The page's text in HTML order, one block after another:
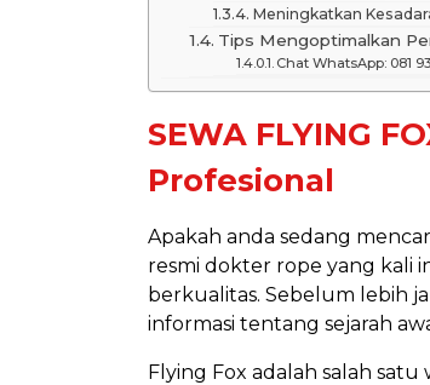
Meningkatkan
Tips Mengoptimalkan
Chat WhatsApp: 081
SEWA FLYING
Profesional
Apakah anda sedang
resmi dokter rope yang kali
berkualitas. Sebelum lebih
informasi tentang sejarah
Flying Fox adalah salah